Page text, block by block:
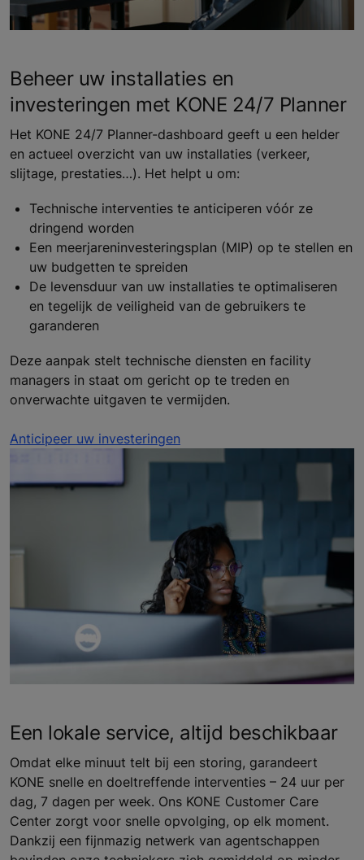
Beheer uw installaties en
investeringen met KONE 24/7 Planner
Het KONE 24/7 Planner-dashboard geeft u een helder
en actueel overzicht van uw installaties (verkeer,
slijtage, prestaties…). Het helpt u om:
Technische interventies te anticiperen vóór ze
dringend worden
Een meerjareninvesteringsplan (MIP) op te stellen en
uw budgetten te spreiden
De levensduur van uw installaties te optimaliseren
en tegelijk de veiligheid van de gebruikers te
garanderen
Deze aanpak stelt technische diensten en facility
managers in staat om gericht op te treden en
onverwachte uitgaven te vermijden.
Anticipeer uw investeringen
Een lokale service, altijd beschikbaar
Omdat elke minuut telt bij een storing, garandeert
KONE snelle en doeltreffende interventies – 24 uur per
dag, 7 dagen per week. Ons KONE Customer Care
Center zorgt voor snelle opvolging, op elk moment.
Dankzij een fijnmazig netwerk van agentschappen